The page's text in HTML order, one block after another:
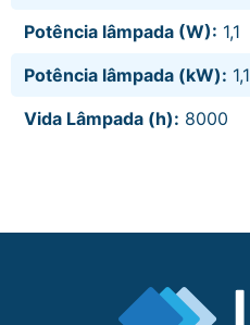
Potência lâmpada (W): 1,1
Potência lâmpada (kW): 1,1
Vida Lâmpada (h): 8000